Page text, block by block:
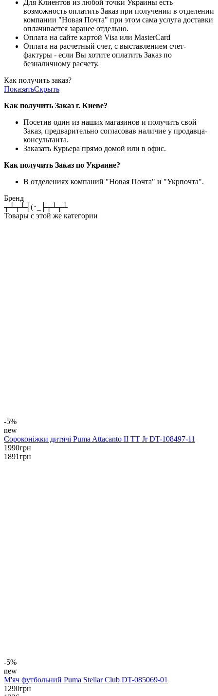
Для Клиентов из любой точки Украины есть
возможность оплатить Заказ при получении в отделении
компании "Новая Почта" при этом сама услуга доставки
оплачивается заранее отдельно.
Оплата на сайте картой Visa или MasterCard
Оплата на расчетный счет, с выставлением счет-
фактуры - если Вы хотите оплатить Заказ по
безналичному расчету.
Как получить заказ?
ПоказатьСкрыть
Как получить Заказ г. Киеве?
Посетив один из наших магазинов и получить свой
Заказ, предварительно согласовав наличие у продавца-
консультанта.
Заказать Курьера прямо домой или в офис.
Как получить Заказ по Украине?
В отделениях компаний "Новая Почта" и "Укрпочта".
Бренд
┬┴┬┴┤(･_├┬┴┬┴
Товары с этой же категории
-5%
new
Сороконіжки дитячі Puma Attacanto II TT Jr DT-108497-11
1990грн
1891грн
-5%
new
М'яч футбольний Puma Stellar Club DT-085069-01
1290грн